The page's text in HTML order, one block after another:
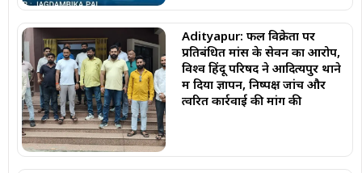
Adityapur: फल विक्रेता पर
प्रतिबंधित मांस के सेवन का आरोप,
विश्व हिंदू परिषद ने आदित्यपुर थाने
में दिया ज्ञापन, निष्पक्ष जांच और
त्वरित कार्रवाई की मांग की